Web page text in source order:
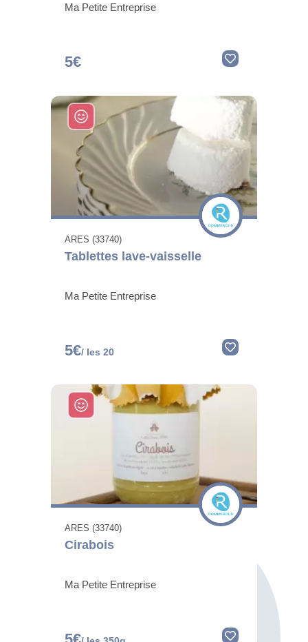
Ma Petite Entreprise
5€
ARES (33740)
Tablettes lave-vaisselle
Ma Petite Entreprise
5€/ les 20
ARES (33740)
Cirabois
Ma Petite Entreprise